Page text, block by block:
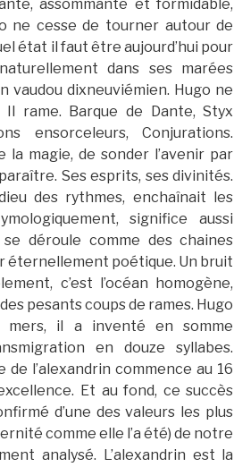
assommante et formidable,
ne cesse de tourner autour de
état il faut être aujourd’hui pour
dans ses marées
vaudou dixneuviémien. Hugo ne
rame. Barque de Dante, Styx
ensorceleurs, Conjurations.
la magie, de sonder l’avenir par
Ses esprits, ses divinités.
des rythmes, enchaînait les
significe aussi
se déroule comme des chaines
éternellement poétique. Un bruit
c’est l’océan homogène,
pesants coups de rames. Hugo
il a inventé en somme
en douze syllabes.
de l’alexandrin commence au 16
Et au fond, ce succès
d’une des valeurs les plus
comme elle l’a été) de notre
analysé. L’alexandrin est la